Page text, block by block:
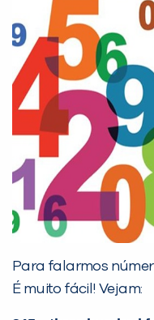
Para falarmos
É muito fácil! Vejam: